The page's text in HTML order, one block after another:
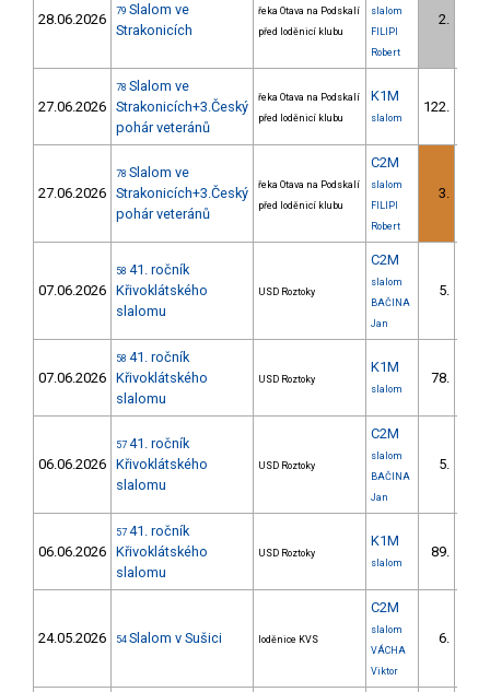
28.06.2026 79 Slalom ve
Strakonicích
řeka Otava na Podskalí
před loděnicí klubu
slalom
FILIPI
Robert
2.
27.06.2026
78 Slalom ve
Strakonicích+3.Český
pohár veteránů
řeka Otava na Podskalí
před loděnicí klubu
K1M
slalom
122.
27.06.2026
78 Slalom ve
Strakonicích+3.Český
pohár veteránů
řeka Otava na Podskalí
před loděnicí klubu
C2M
slalom
FILIPI
Robert
3.
07.06.2026
58 41. ročník
Křivoklátského
slalomu
USD Roztoky
C2M
slalom
BAČINA
Jan
5.
07.06.2026
58 41. ročník
Křivoklátského
slalomu
USD Roztoky
K1M
slalom
78.
06.06.2026
57 41. ročník
Křivoklátského
slalomu
USD Roztoky
C2M
slalom
BAČINA
Jan
5.
06.06.2026
57 41. ročník
Křivoklátského
slalomu
USD Roztoky
K1M
slalom
89.
24.05.2026 54 Slalom v Sušici loděnice KVS
C2M
slalom
VÁCHA
Viktor
6.